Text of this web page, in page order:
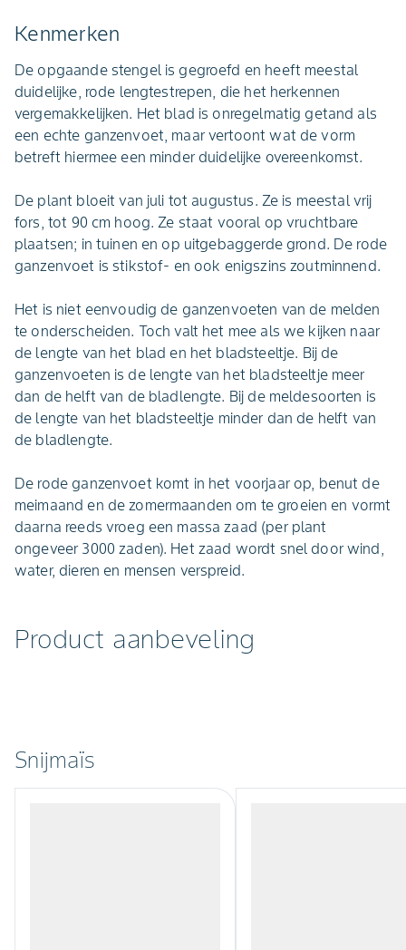
Kenmerken
De opgaande stengel is gegroefd en heeft meestal
duidelijke, rode lengtestrepen, die het herkennen
vergemakkelijken. Het blad is onregelmatig getand als
een echte ganzenvoet, maar vertoont wat de vorm
betreft hiermee een minder duidelijke overeenkomst.
De plant bloeit van juli tot augustus. Ze is meestal vrij
fors, tot 90 cm hoog. Ze staat vooral op vruchtbare
plaatsen; in tuinen en op uitgebaggerde grond. De rode
ganzenvoet is stikstof- en ook enigszins zoutminnend.
Het is niet eenvoudig de ganzenvoeten van de melden
te onderscheiden. Toch valt het mee als we kijken naar
de lengte van het blad en het bladsteeltje. Bij de
ganzenvoeten is de lengte van het bladsteeltje meer
dan de helft van de bladlengte. Bij de meldesoorten is
de lengte van het bladsteeltje minder dan de helft van
de bladlengte.
De rode ganzenvoet komt in het voorjaar op, benut de
meimaand en de zomermaanden om te groeien en vormt
daarna reeds vroeg een massa zaad (per plant
ongeveer 3000 zaden). Het zaad wordt snel door wind,
water, dieren en mensen verspreid.
Product aanbeveling
Snijmaïs